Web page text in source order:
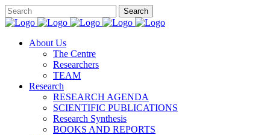
About Us
The Centre
Researchers
TEAM
Research
RESEARCH AGENDA
SCIENTIFIC PUBLICATIONS
Research Synthesis
BOOKS AND REPORTS